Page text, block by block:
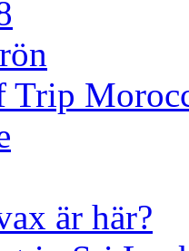
Trip
är här?